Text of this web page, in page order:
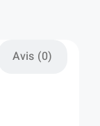
Avis (0)